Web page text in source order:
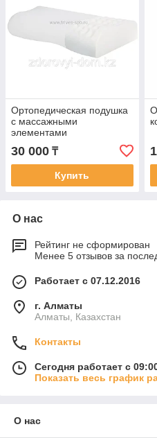
Ортопедическая подушка
с массажными
элементами
30 000 ₸
Купить
О нас
Рейтинг не сформирован
Менее 5 отзывов за
Работает с 07.12.2016
г. Алматы
Алматы, Казахстан
Контакты
Сегодня работает с
Показать весь график
О нас